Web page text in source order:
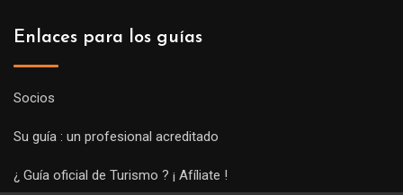
Enlaces para los guías
Socios
Su guía : un profesional acreditado
¿ Guía oficial de Turismo ? ¡ Afíliate !